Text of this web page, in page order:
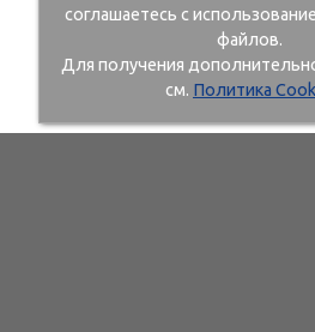
соглашаетесь с
файлов.
Для получения
см. Политика